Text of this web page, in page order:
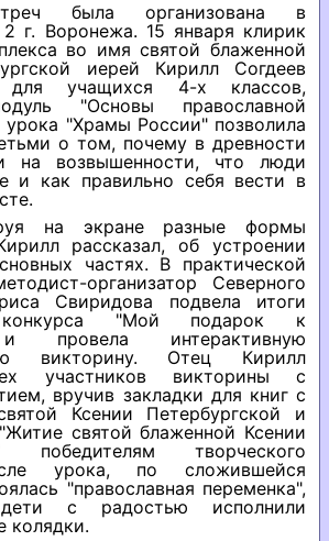
была организована в
г. Воронежа. 15 января клирик
во имя святой блаженной
иерей Кирилл Согдеев
учащихся 4-х классов,
"Основы православной
урока "Храмы России" позволила
о том, почему в древности
на возвышенности, что люди
и как правильно себя вести в
на экране разные формы
рассказал, об устроении
частях. В практической
организатор Северного
Свиридова подвела итоги
конкурса "Мой подарок к
провела интерактивную
викторину. Отец Кирилл
участников викторины с
вручив закладки для книг с
Ксении Петербургской и
святой блаженной Ксении
победителям творческого
урока, по сложившейся
"православная переменка",
с радостью исполнили
колядки.